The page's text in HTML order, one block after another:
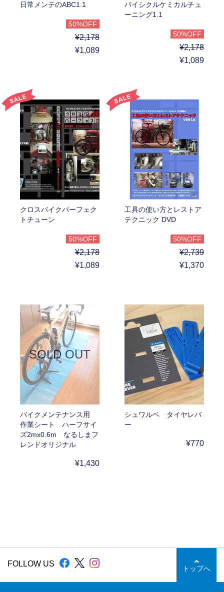
日常メンテのABC1.1
50%OFF
¥2,178
¥1,089
バイシクルケミカルチュ
ーニング1.1
50%OFF
¥2,178
¥1,089
クロスバイクパーフェク
トチューン
50%OFF
¥2,178
¥1,089
工具の使い方とレストア
テクニック DVD
50%OFF
¥2,739
¥1,370
SOLD OUT
バイクメンテナンス用
作業シート ハーフサイ
ズ2mx0.6m なるしまフ
レンドオリジナル
¥1,430
シュワルベ タイヤレバ
ー
¥770
FOLLOW US
トップへ